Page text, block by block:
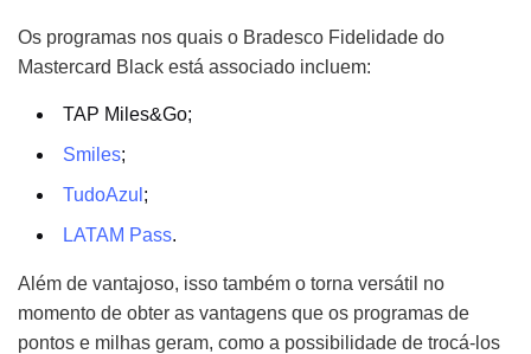
Os programas nos quais o Bradesco Fidelidade do
Mastercard Black está associado incluem:
TAP Miles&Go;
Smiles;
TudoAzul ;
LATAM Pass.
Além de vantajoso, isso também o torna versátil no
momento de obter as vantagens que os programas de
pontos e milhas geram, como a possibilidade de trocá-los